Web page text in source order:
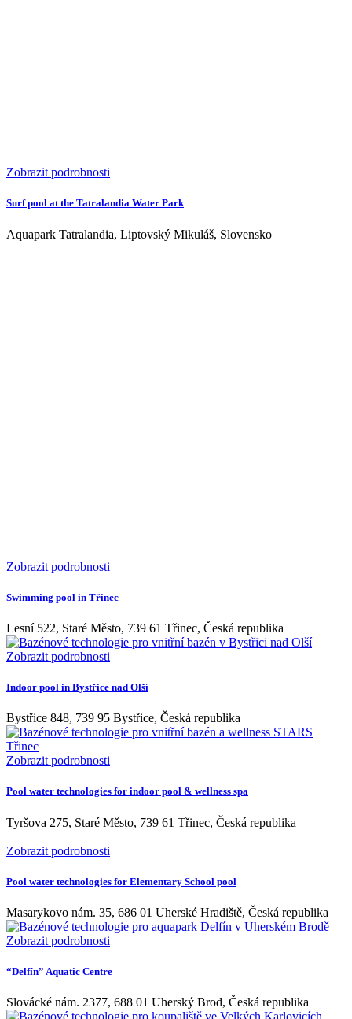
Zobrazit podrobnosti
Surf pool at the Tatralandia Water Park
Aquapark Tatralandia, Liptovský Mikuláš, Slovensko
Zobrazit podrobnosti
Swimming pool in Třinec
Lesní 522, Staré Město, 739 61 Třinec, Česká republika
Zobrazit podrobnosti
Indoor pool in Bystřice nad Olší
Bystřice 848, 739 95 Bystřice, Česká republika
Zobrazit podrobnosti
Pool water technologies for indoor pool & wellness spa
Tyršova 275, Staré Město, 739 61 Třinec, Česká republika
Zobrazit podrobnosti
Pool water technologies for Elementary School pool
Masarykovo nám. 35, 686 01 Uherské Hradiště, Česká republika
Zobrazit podrobnosti
“Delfín” Aquatic Centre
Slovácké nám. 2377, 688 01 Uherský Brod, Česká republika